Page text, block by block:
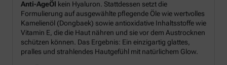
Anti-AgeÖl kein Hyaluron. Stattdessen setzt die
Formulierung auf ausgewählte pflegende Öle wie wertvolles
Kamelienöl (Dongbaek) sowie antioxidative Inhaltsstoffe wie
Vitamin E, die die Haut nähren und sie vor dem Austrocknen
schützen können. Das Ergebnis: Ein einzigartig glattes,
pralles und strahlendes Hautgefühl mit natürlichem Glow.